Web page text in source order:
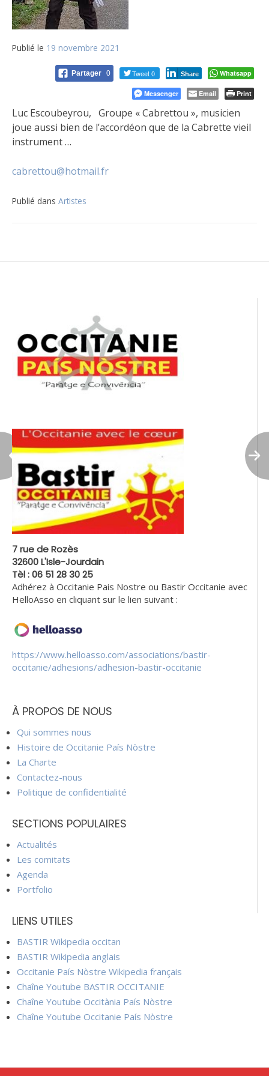
Publié le 19 novembre 2021
Partager 0 Tweet 0 Share Whatsapp
Messenger Email Print
Luc Escoubeyrou, Groupe « Cabrettou », musicien
joue aussi bien de l’accordéon que de la Cabrette vieil
instrument …
cabrettou@hotmail.fr
Publié dans Artistes
7 rue de Rozès
32600 L'Isle-Jourdain
Tèl : 06 51 28 30 25
Adhérez à Occitanie Pais Nostre ou Bastir Occitanie avec
HelloAsso en cliquant sur le lien suivant :
https://www.helloasso.com/associations/bastir-
occitanie/adhesions/adhesion-bastir-occitanie
À PROPOS DE NOUS
Qui sommes nous
Histoire de Occitanie País Nòstre
La Charte
Contactez-nous
Politique de confidentialité
SECTIONS POPULAIRES
Actualités
Les comitats
Agenda
Portfolio
LIENS UTILES
BASTIR Wikipedia occitan
BASTIR Wikipedia anglais
Occitanie País Nòstre Wikipedia français
Chaîne Youtube BASTIR OCCITANIE
Chaîne Youtube Occitània País Nòstre
Chaîne Youtube Occitanie País Nòstre